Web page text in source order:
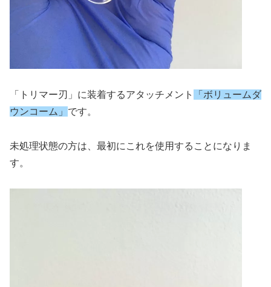
「トリマー刃」に装着するアタッチメント
「ボリュームダ
ウンコーム」 です。
未処理状態の方は、最初にこれを使用することになりま
す。